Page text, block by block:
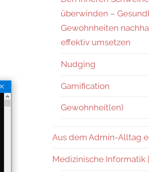
überwinden –
Gewohnheiten
effektiv umsetzen
Nudging
Gamification
Gewohnheit(en)
Aus dem Admin-Alltag
Medizinische Informatik